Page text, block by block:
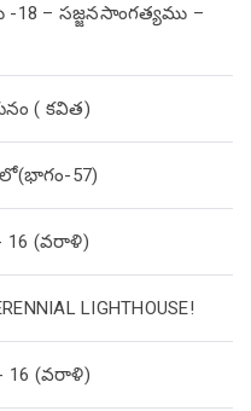
– సజ్జనసాంగత్యము –
( కవిత)
57)
(వరాళి)
LIGHTHOUSE!
(వరాళి)